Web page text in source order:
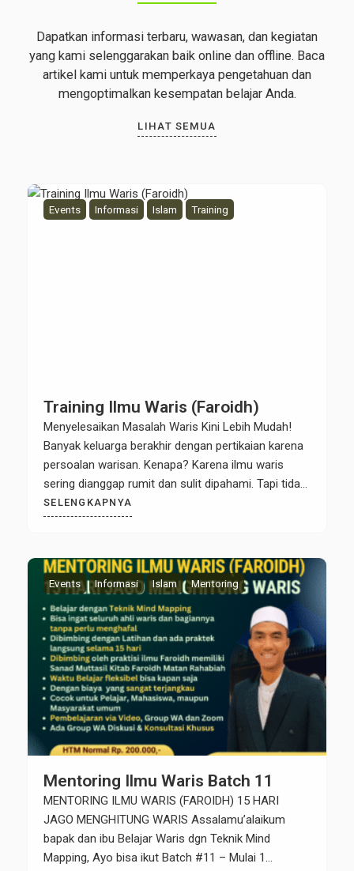
Dapatkan informasi terbaru, wawasan, dan kegiatan
yang kami selenggarakan baik online dan offline. Baca
artikel kami untuk memperkaya pengetahuan dan
mengoptimalkan kesempatan belajar Anda.
LIHAT SEMUA
Events Informasi Islam Training
Training Ilmu Waris (Faroidh)
Menyelesaikan Masalah Waris Kini Lebih Mudah!
Banyak keluarga berakhir dengan pertikaian karena
persoalan warisan. Kenapa? Karena ilmu waris
sering dianggap rumit dan sulit dipahami. Tapi tidak
lagi! Alhamdulillah, kini bersama Kaffah Waris
menghafal Kami hadirkan Metode Bagan dan Teknik
Mind Mapping […]
SELENGKAPNYA
Events Informasi Islam Mentoring
Mentoring Ilmu Waris Batch 11
MENTORING ILMU WARIS (FAROIDH) 15 HARI
JAGO MENGHITUNG WARIS Assalamu’alaikum
bapak dan ibu Belajar Waris dgn Teknik Mind
Mapping, Ayo bisa ikut Batch #11 – Mulai 1